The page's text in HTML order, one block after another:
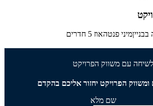
בבנייןמיני פנטהאוז 5 חדרים
לשיחה עם משווק הפרויקט
הפרויקט יחזור אליכם בהקדם
שם מלא